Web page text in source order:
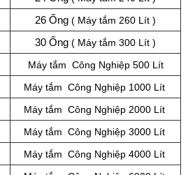
26 Ống ( Máy tắm 260 Lít )
30 Ống ( Máy tắm 300 Lít )
Máy tắm Công Nghiệp500 Lít
Máy tắm Công Nghiệp1000 Lít
Máy tắm Công Nghiệp2000 Lít
Máy tắm Công Nghiệp3000 Lít
Máy tắm Công Nghiệp4000 Lít